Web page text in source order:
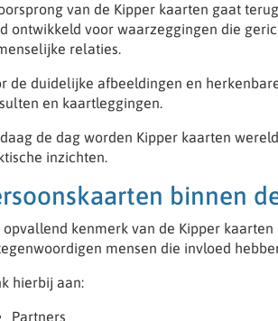
van de Kipper kaarten gaat
ontwikkeld voor waarzeggingen die
relaties.
de duidelijke afbeeldingen en
en kaartleggingen.
de dag worden Kipper kaarten
inzichten.
binnen
opvallend kenmerk van de Kipper
mensen die invloed
hierbij aan:
Partners